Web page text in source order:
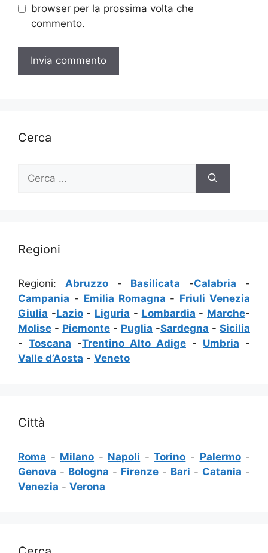
browser per la prossima volta che
commento.
Cerca
per:
Regioni
Regioni: Abruzzo- Basilicata -Calabria -
Campania - Emilia Romagna - Friuli Venezia
Giulia -Lazio- Liguria - Lombardia - Marche-
Molise - Piemonte - Puglia -Sardegna - Sicilia
- Toscana -Trentino Alto Adige - Umbria -
Valle d’Aosta - Veneto
Città
Roma - Milano - Napoli -Torino - Palermo-
Genova - Bologna - Firenze - Bari - Catania -
Venezia - Verona